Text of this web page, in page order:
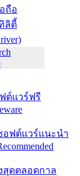
ถือ
ลิตี้
ต์แวร์ฟรี
อฟต์แวร์แนะนำ
สุดตลอดกาล